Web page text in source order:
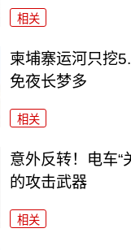
相关
柬埔寨运河只挖
免夜长梦多
相关
意外反转！电车“
的攻击武器
相关